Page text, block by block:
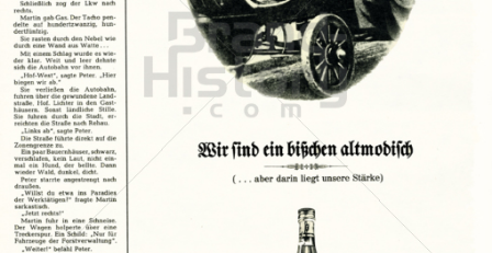
HAMMER Jubelbrand
Hammer Brennerei, Heilbronn
1967